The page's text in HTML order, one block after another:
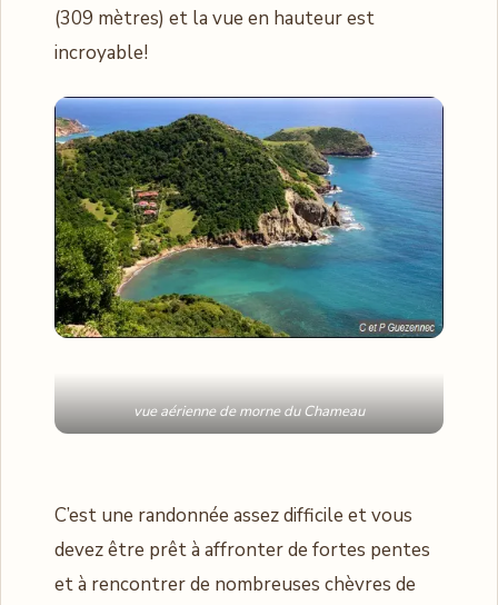
(309 mètres) et la vue en hauteur est
incroyable!
vue aérienne de morne du Chameau
C’est une randonnée assez difficile et vous
devez être prêt à affronter de fortes pentes
et à rencontrer de nombreuses chèvres de